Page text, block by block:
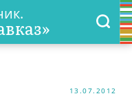
13.07.2012